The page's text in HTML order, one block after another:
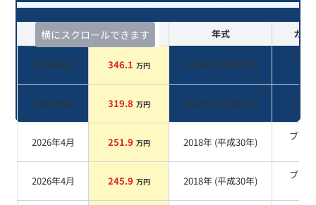
横にスクロールできます
査定時期 セルカ実績 年式 カラ
2026年6月 346.1 万円 2018年 (平成30年)
ブラ
2026年6月 319.8 万円 2018年 (平成30年) パール
2026年4月 251.9 万円 2018年 (平成30年)
ブラ
2026年4月 245.9 万円 2018年 (平成30年)
ブラ